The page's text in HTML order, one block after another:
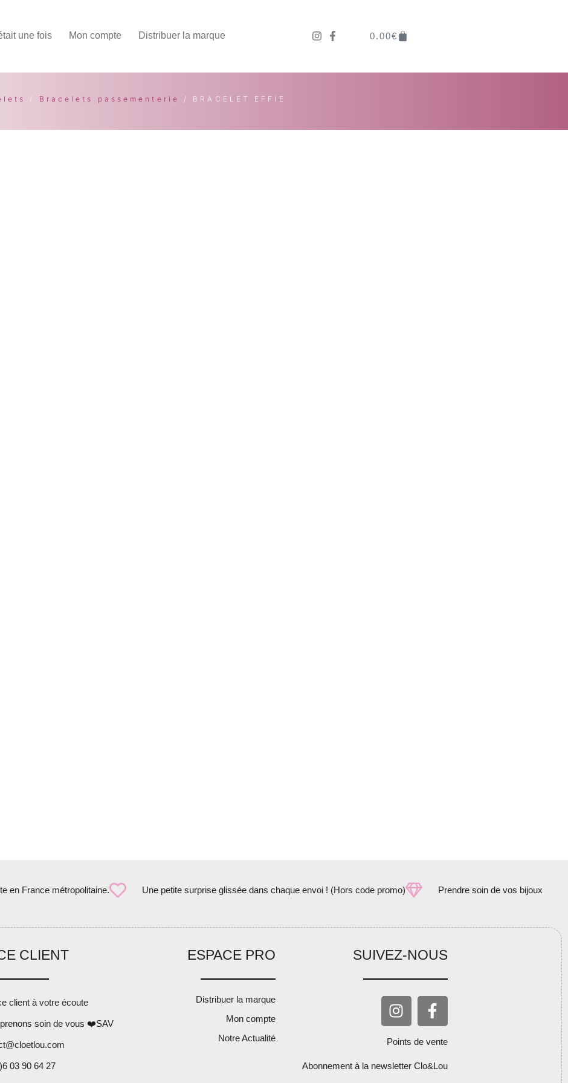
était une fois Mon compte Distribuer la marque 0.00€
/ Bracelets passementerie / BRACELET EFFIE
en France métropolitaine. Une petite surprise glissée dans chaque envoi ! (Hors code promo) Prendre soin de vos bijoux
CLIENT
client à votre écoute
soin de vous ❤️SAV
03 90 64 27
ESPACE PRO
Distribuer la marque
Mon compte
Notre Actualité
SUIVEZ-NOUS
Points de vente
Abonnement à la newsletter Clo&Lou